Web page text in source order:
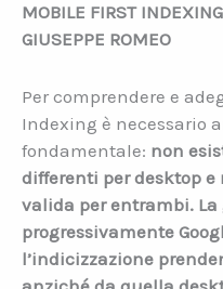
MOBILE FIRST INDEXING
GIUSEPPE ROMEO
Per comprendere e
Indexing è necessario
fondamentale: non
differenti per desktop e
valida per entrambi.
progressivamente
l’indicizzazione